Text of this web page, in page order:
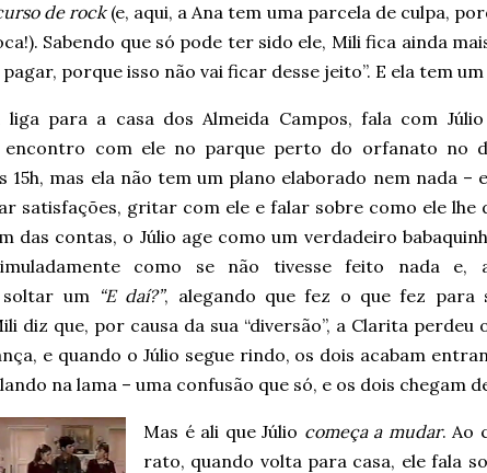
de rock(e, aqui, a Ana tem uma parcela de culpa,
Sabendo que só pode ter sido ele, Mili fica ainda
porque isso não vai ficar desse jeito”. E ela tem
liga para a casa dos Almeida Campos, fala com
encontro com ele no parque perto do orfanato no
15h, mas ela não tem um plano elaborado nem nada –
satisfações, gritar com ele e falar sobre como ele lhe
das contas, o Júlio age como um verdadeiro
como se não tivesse feito nada e,
soltar um “E daí?”, alegando que fez o que fez para
diz que, por causa da sua “diversão”, a Clarita
e quando o Júlio segue rindo, os dois acabam
na lama – uma confusão que só, e os dois chegam
Mas é ali que Júlio começa a mudar. Ao
rato, quando volta para casa, ele fala